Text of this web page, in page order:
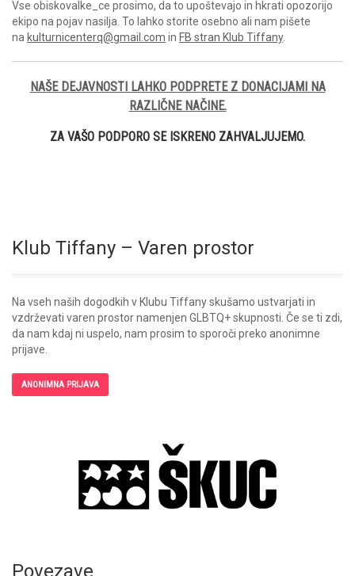
Vse obiskovalke_ce prosimo, da to upoštevajo in hkrati opozorijo
ekipo na pojav nasilja. To lahko storite osebno ali nam pišete
na kulturnicenterq@gmail.com in FB stran Klub Tiffany.
NAŠE DEJAVNOSTI LAHKO PODPRETE Z DONACIJAMI NA
RAZLIČNE NAČINE.
ZA VAŠO PODPORO SE ISKRENO ZAHVALJUJEMO.
Klub Tiffany – Varen prostor
Na vseh naših dogodkih v Klubu Tiffany skušamo ustvarjati in
vzdrževati varen prostor namenjen GLBTQ+ skupnosti. Če se ti zdi,
da nam kdaj ni uspelo, nam prosim to sporoči preko anonimne
prijave.
ANONIMNA PRIJAVA
Povezave